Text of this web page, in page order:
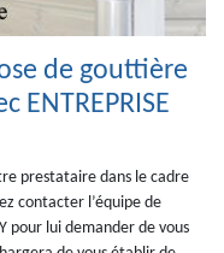
de gouttière
ENTREPRISE
prestataire dans le cadre
contacter l’équipe de
pour lui demander de vous